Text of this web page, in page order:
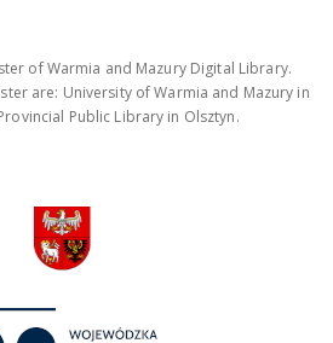
of Warmia and Mazury Digital Library.
are: University of Warmia and Mazury in
Public Library in Olsztyn.